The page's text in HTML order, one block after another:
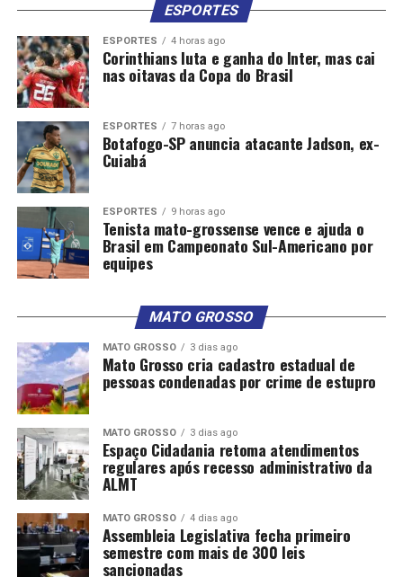
ESPORTES
ESPORTES 4 horas ago
Corinthians luta e ganha do Inter, mas cai
nas oitavas da Copa do Brasil
ESPORTES 7 horas ago
Botafogo-SP anuncia atacante Jadson, ex-
Cuiabá
ESPORTES 9 horas ago
Tenista mato-grossense vence e ajuda o
Brasil em Campeonato Sul-Americano por
equipes
MATO GROSSO
MATO GROSSO 3 dias ago
Mato Grosso cria cadastro estadual de
pessoas condenadas por crime de estupro
MATO GROSSO 3 dias ago
Espaço Cidadania retoma atendimentos
regulares após recesso administrativo da
ALMT
MATO GROSSO 4 dias ago
Assembleia Legislativa fecha primeiro
semestre com mais de 300 leis
sancionadas